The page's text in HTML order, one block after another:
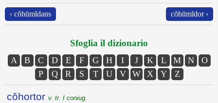
‹ cŏhūmĭdans cŏhūmĭdor ›
Sfoglia il dizionario
A B C D E F G H I J K L M N
O
P
Q R S T U V W X Y Z
cŏhortor v. tr. I coniug.